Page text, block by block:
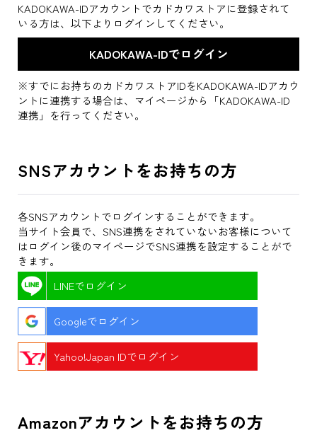
KADOKAWA-IDアカウントでカドカワストアに登録されて
いる方は、以下よりログインしてください。
※すでにお持ちのカドカワストアIDをKADOKAWA-IDアカウ
ントに連携する場合は、マイページから「KADOKAWA-ID
連携」を行ってください。
SNSアカウントをお持ちの方
各SNSアカウントでログインすることができます。
当サイト会員で、SNS連携をされていないお客様について
はログイン後のマイページでSNS連携を設定することがで
きます。
LINEでログイン
Googleでログイン
Yahoo!Japan IDでログイン
Amazonアカウントをお持ちの方